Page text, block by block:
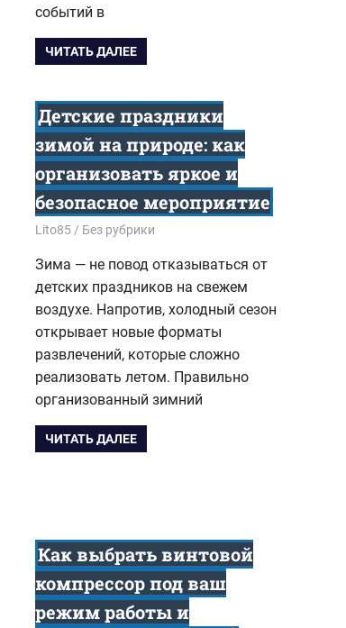
событий в
ЧИТАТЬ ДАЛЕЕ
Детские праздники
зимой на природе: как
организовать яркое и
безопасное мероприятие
12.01.2026
Lito85 Без рубрики
Зима — не повод отказываться от
детских праздников на свежем
воздухе. Напротив, холодный сезон
открывает новые форматы
развлечений, которые сложно
реализовать летом. Правильно
организованный зимний
ЧИТАТЬ ДАЛЕЕ
Как выбрать винтовой
компрессор под ваш
режим работы и